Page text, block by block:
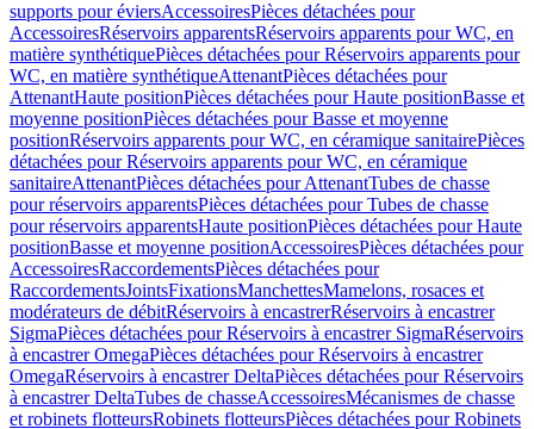
supports pour éviersAccessoiresPièces détachées pour
AccessoiresRéservoirs apparentsRéservoirs apparents pour WC, en
matière synthétiquePièces détachées pour Réservoirs apparents pour
WC, en matière synthétiqueAttenantPièces détachées pour
AttenantHaute positionPièces détachées pour Haute positionBasse et
moyenne positionPièces détachées pour Basse et moyenne
positionRéservoirs apparents pour WC, en céramique sanitairePièces
détachées pour Réservoirs apparents pour WC, en céramique
sanitaireAttenantPièces détachées pour AttenantTubes de chasse
pour réservoirs apparentsPièces détachées pour Tubes de chasse
pour réservoirs apparentsHaute positionPièces détachées pour Haute
positionBasse et moyenne positionAccessoiresPièces détachées pour
AccessoiresRaccordementsPièces détachées pour
RaccordementsJointsFixationsManchettesMamelons, rosaces et
modérateurs de débitRéservoirs à encastrerRéservoirs à encastrer
SigmaPièces détachées pour Réservoirs à encastrer SigmaRéservoirs
à encastrer OmegaPièces détachées pour Réservoirs à encastrer
OmegaRéservoirs à encastrer DeltaPièces détachées pour Réservoirs
à encastrer DeltaTubes de chasseAccessoiresMécanismes de chasse
et robinets flotteursRobinets flotteursPièces détachées pour Robinets